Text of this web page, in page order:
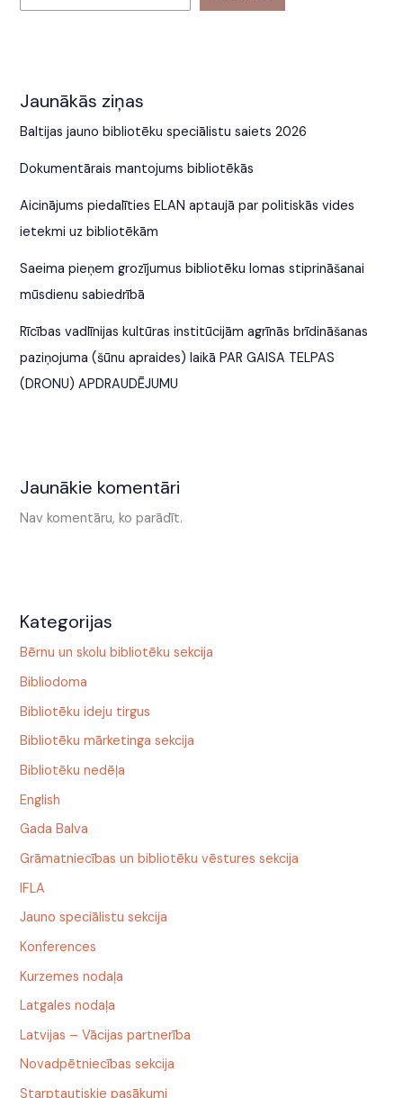
Jaunākās ziņas
Baltijas jauno bibliotēku speciālistu saiets 2026
Dokumentārais mantojums bibliotēkās
Aicinājums piedalīties ELAN aptaujā par politiskās vides
ietekmi uz bibliotēkām
Saeima pieņem grozījumus bibliotēku lomas stiprināšanai
mūsdienu sabiedrībā
Rīcības vadlīnijas kultūras institūcijām agrīnās brīdināšanas
paziņojuma (šūnu apraides) laikā PAR GAISA TELPAS
(DRONU) APDRAUDĒJUMU
Jaunākie komentāri
Nav komentāru, ko parādīt.
Kategorijas
Bērnu un skolu bibliotēku sekcija
Bibliodoma
Bibliotēku ideju tirgus
Bibliotēku mārketinga sekcija
Bibliotēku nedēļa
English
Gada Balva
Grāmatniecības un bibliotēku vēstures sekcija
IFLA
Jauno speciālistu sekcija
Konferences
Kurzemes nodaļa
Latgales nodaļa
Latvijas – Vācijas partnerība
Novadpētniecības sekcija
Starptautiskie pasākumi